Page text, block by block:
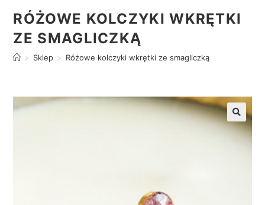
RÓŻOWE KOLCZYKI WKRĘTKI
ZE SMAGLICZKĄ
> Sklep > Różowe kolczyki wkrętki ze smagliczką